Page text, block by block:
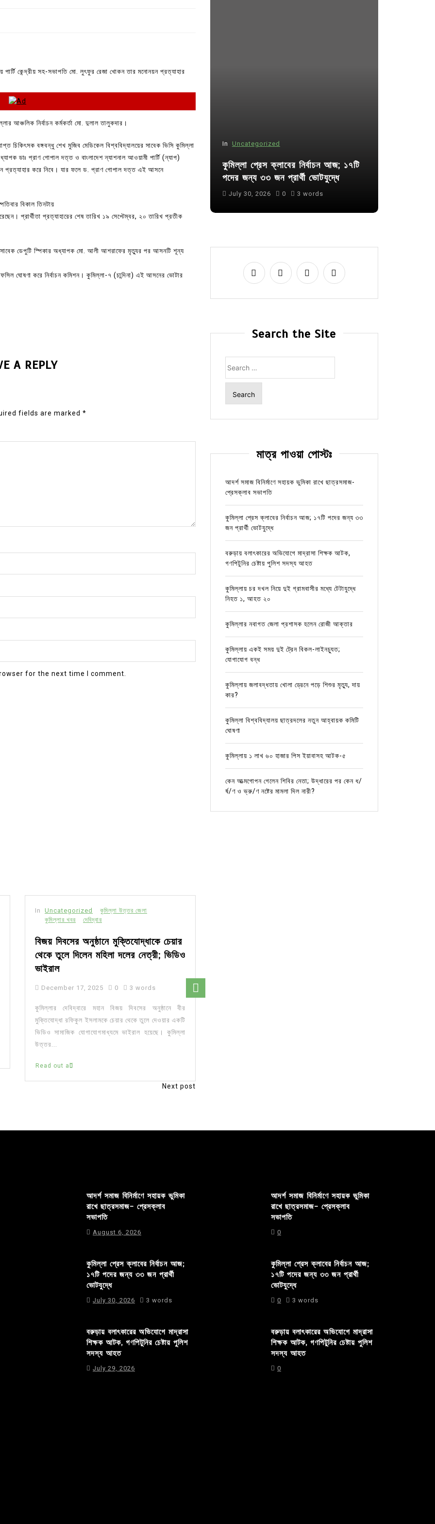
পার্টি কেন্দ্রীয় সহ-সভাপতি মো. লুৎফুর রেজা খোকন তার মনোনয়ন প্রত্যাহার
আঞ্চলিক নির্বাচন কর্মকর্তা মো. দুলাল তালুকদার।
চিকিৎসক বঙ্গবন্ধু শেখ মুজিব মেডিকেল বিশ্ববিদ্যালয়ের সাবেক ভিসি কুমিল্লা
ডাঃ প্রাণ গোপাল দত্ত ও বাংলাদেশ ন্যাশনাল আওয়ামী পার্টি (ন্যাপ)
প্রত্যাহার করে নিবে। যার ফলে ড. প্রাণ গোপাল দত্ত এই আসনে
বিকাল তিনটায়
প্রার্থীতা প্রত্যাহারের শেষ তারিখ ১৯ সেপ্টেম্বর, ২০ তারিখ প্রতীক
ডেপুটি স্পিকার অধ্যাপক মো. আলী আশরাফের মৃত্যুর পর আসনটি শূন্য
ঘোষণা করে নির্বাচন কমিশন। কুমিল্লা-৭ (চান্দিনা) এই আসনের ভোটার
A REPLY
fields are marked *
for the next time I comment.
In Uncategorized
কুমিল্লা উত্তর জেলা
কুমিল্লার খবর
দেবিদ্বার
বিজয় দিবসের অনুষ্ঠানে মুক্তিযোদ্ধাকে চেয়ার
থেকে তুলে দিলেন মহিলা দলের নেত্রী; ভিডিও
ভাইরাল
December 17, 2025 0 3 words
কুমিল্লার দেবিদ্বারে মহান বিজয় দিবসের অনুষ্ঠানে বীর
মুক্তিযোদ্ধা রফিকুল ইসলামকে চেয়ার থেকে তুলে দেওয়ার একটি
ভিডিও সামাজিক যোগাযোগমাধ্যমে ভাইরাল হয়েছে। কুমিল্লা
উত্তর...
Read out all
Next post
১৭টি
In Uncategorized
আদর্শ সমাজ বিনির্মাণে সহায়ক ভুমিকা রাখে
In Uncategorized
কুমিল্লা প্রেস ক্লাবের নির্বাচন আজ; ১৭টি
পদের জন্য ৩৩ জন প্রার্থী ভোটযুদ্ধে
July 30, 2026 0 3 words
Search the Site
for:
মাত্র পাওয়া পোস্টঃ
আদর্শ সমাজ বিনির্মাণে সহায়ক ভুমিকা রাখে ছাত্রসমাজ-
প্রেসক্লাব সভাপতি
কুমিল্লা প্রেস ক্লাবের নির্বাচন আজ; ১৭টি পদের জন্য ৩৩
জন প্রার্থী ভোটযুদ্ধে
বরুড়ায় বলাৎকারের অভিযোগে মাদ্রাসা শিক্ষক আটক,
গণপিটুনির চেষ্টায় পুলিশ সদস্য আহত
কুমিল্লায় চর দখল নিয়ে দুই গ্রামবাসীর মধ্যে টেটাযুদ্ধে
নিহত ১, আহত ২০
কুমিল্লার নবাগত জেলা প্রশাসক হলেন রোজী আক্তার
কুমিল্লায় একই সময় দুই ট্রেন বিকল-লাইনচ্যুত;
যোগাযোগ বন্ধ
কুমিল্লায় জলাবদ্ধতায় খোলা ড্রেনে পড়ে শিশুর মৃত্যু, দায়
কার?
কুমিল্লা বিশ্ববিদ্যালয় ছাত্রদলের নতুন আহ্বায়ক কমিটি
ঘোষণা
কুমিল্লায় ১ লাখ ৬০ হাজার পিস ইয়াবাসহ আটক-৫
কেন আত্মগোপন গেলেন শিবির নেতা; উদ্ধারের পর কেন ধ/
র্ষ/ণ ও ভ্রু/ণ নষ্টের মামলা দিল নারী?
আদর্শ সমাজ বিনির্মাণে সহায়ক ভুমিকা
রাখে ছাত্রসমাজ- প্রেসক্লাব
সভাপতি
August 6, 2026
কুমিল্লা প্রেস ক্লাবের নির্বাচন আজ;
১৭টি পদের জন্য ৩৩ জন প্রার্থী
ভোটযুদ্ধে
July 30, 2026 3 words
বরুড়ায় বলাৎকারের অভিযোগে মাদ্রাসা
শিক্ষক আটক, গণপিটুনির চেষ্টায় পুলিশ
সদস্য আহত
July 29, 2026
আদর্শ সমাজ বিনির্মাণে সহায়ক ভুমিকা
রাখে ছাত্রসমাজ- প্রেসক্লাব
সভাপতি
0
কুমিল্লা প্রেস ক্লাবের নির্বাচন আজ;
১৭টি পদের জন্য ৩৩ জন প্রার্থী
ভোটযুদ্ধে
0 3 words
বরুড়ায় বলাৎকারের অভিযোগে মাদ্রাসা
শিক্ষক আটক, গণপিটুনির চেষ্টায় পুলিশ
সদস্য আহত
0